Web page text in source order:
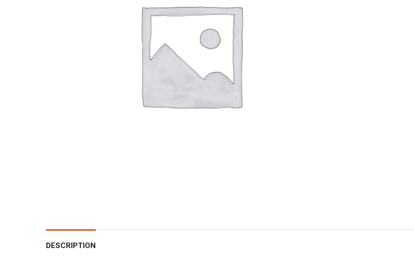
DESCRIPTION